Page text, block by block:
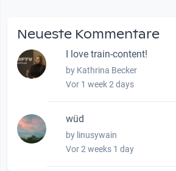
Neueste Kommentare
I love train-content!
by Kathrina Becker
Vor 1 week 2 days
wüd
by linusywain
Vor 2 weeks 1 day